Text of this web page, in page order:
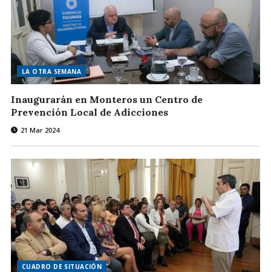
LA OTRA SEMANA
Inaugurarán en Monteros un Centro de
Prevención Local de Adicciones
21 Mar 2024
CUADRO DE SITUACIÓN